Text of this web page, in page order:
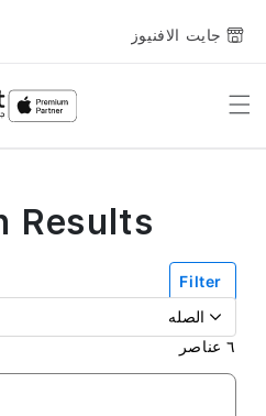
جايت الافنيوز
Toggle
Filter
٦عناصر
Results